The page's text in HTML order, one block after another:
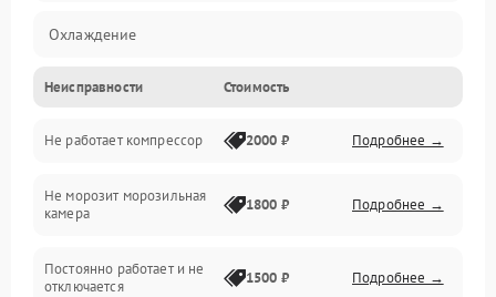
Охлаждение
Механика
Электропитание
Дренаж
Неисправности Стоимость
Не работает компрессор 2000 ₽ Подробнее →
Не морозит морозильная
камера
1800 ₽ Подробнее →
Постоянно работает и не
отключается
1500 ₽ Подробнее →